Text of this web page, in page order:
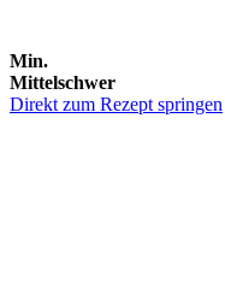
Min.
Mittelschwer
Direkt zum Rezept springen